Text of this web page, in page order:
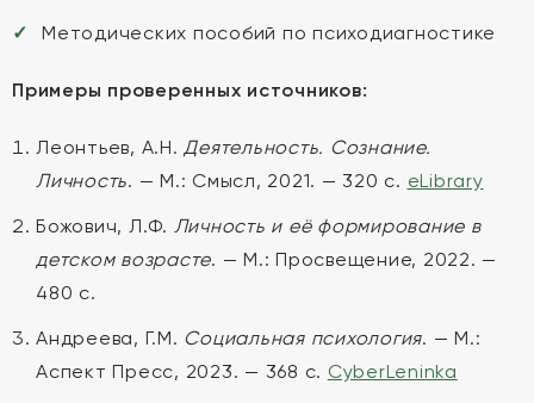
Методических пособий по психодиагностике
Примеры проверенных источников:
Леонтьев, А.Н.Деятельность. Сознание.
Личность. — М.: Смысл, 2021. — 320 с. eLibrary
Божович, Л.Ф. Личность и её формирование в
детском возрасте. — М.: Просвещение, 2022. —
480 с.
Андреева, Г.М. Социальная психология. — М.:
Аспект Пресс, 2023. — 368 с. CyberLeninka